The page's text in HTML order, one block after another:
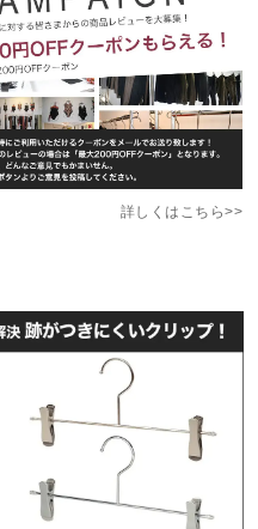
詳しくはこちら>>